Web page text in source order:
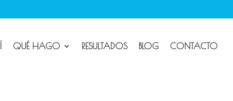
QUÉ HAGO RESULTADOS BLOG CONTACTO